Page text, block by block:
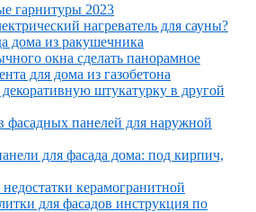
гарнитуры 2023
нагреватель для сауны?
дома из ракушечника
окна сделать панорамное
для дома из газобетона
штукатурку в другой
фасадных панелей для наружной
для фасада дома: под кирпич,
керамогранитной
для фасадов инструкция по